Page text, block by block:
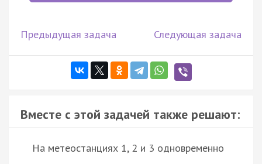
Предыдущая задача Следующая задача
Вместе с этой задачей также решают:
На метеостанциях 1, 2 и 3 одновременно